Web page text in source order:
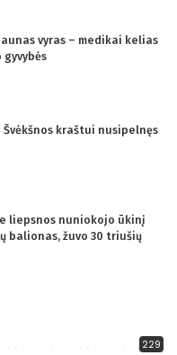
vyras – medikai kelias
Švėkšnos kraštui nusipelnęs
liepsnos nuniokojo ūkinį
balionas, žuvo 30 triušių
229